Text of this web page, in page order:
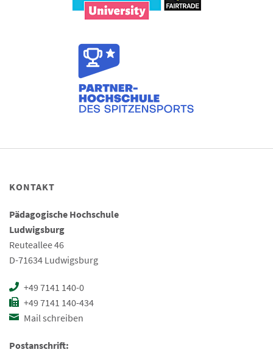
KONTAKT
Pädagogische Hochschule
Ludwigsburg
Reuteallee 46
D-71634 Ludwigsburg
+49 7141 140-0
+49 7141 140-434
Mail schreiben
Postanschrift: